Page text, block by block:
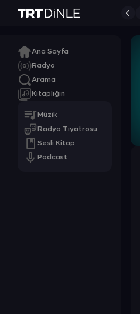
Ana Sayfa
Radyo
Arama
Kitaplığın
Müzik
Radyo Tiyatrosu
Sesli Kitap
Podcast